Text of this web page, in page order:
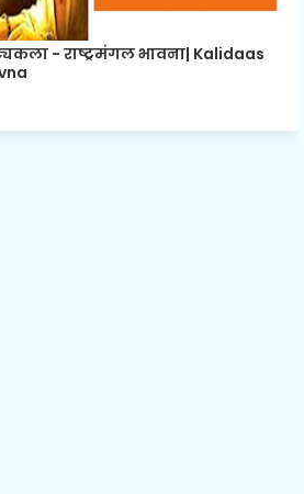
- राष्ट्रमंगल भावना| Kalidaas